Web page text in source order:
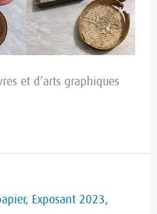
et d’arts graphiques
, Exposant 2023,